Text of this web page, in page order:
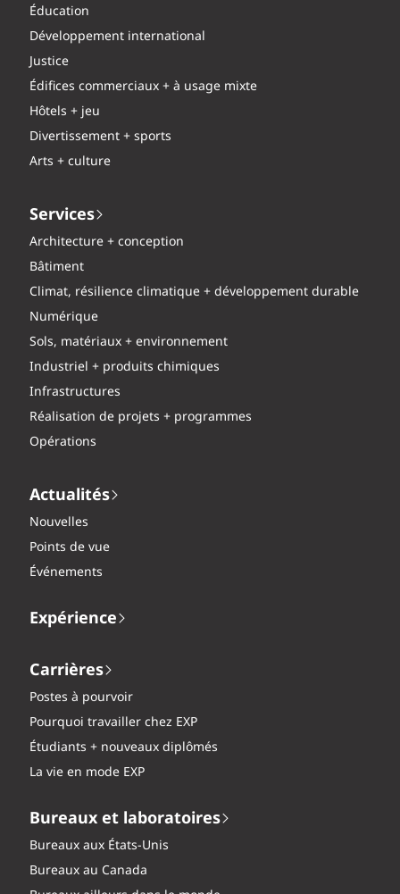
Éducation
Développement international
Justice
Édifices commerciaux + à usage mixte
Hôtels + jeu
Divertissement + sports
Arts + culture
Services
Architecture + conception
Bâtiment
Climat, résilience climatique + développement durable
Numérique
Sols, matériaux + environnement
Industriel + produits chimiques
Infrastructures
Réalisation de projets + programmes
Opérations
Actualités
Nouvelles
Points de vue
Événements
Expérience
Carrières
Postes à pourvoir
Pourquoi travailler chez EXP
Étudiants + nouveaux diplômés
La vie en mode EXP
Bureaux et laboratoires
Bureaux aux États-Unis
Bureaux au Canada